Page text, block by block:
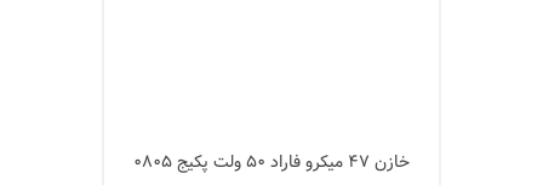
خازن 47 میکرو فاراد 50 ولت پکیج 0805